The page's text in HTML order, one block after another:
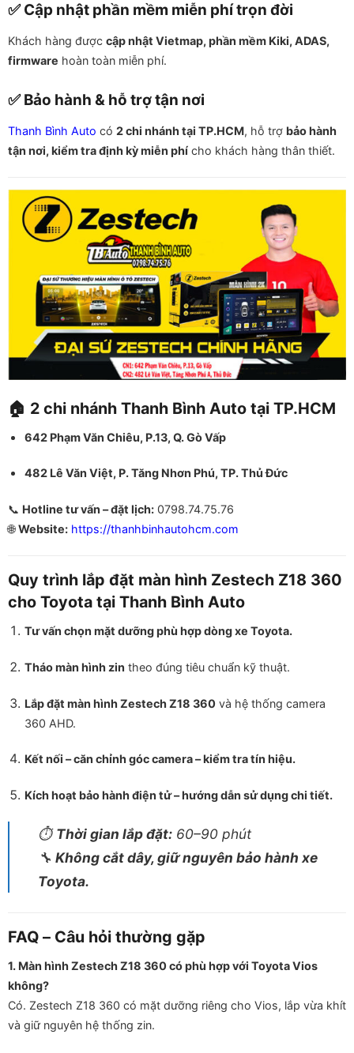
✅ Cập nhật phần mềm miễn phí trọn đời
Khách hàng được cập nhật Vietmap, phần mềm Kiki, ADAS,
firmware hoàn toàn miễn phí.
✅ Bảo hành & hỗ trợ tận nơi
Thanh Bình Auto có 2 chi nhánh tại TP.HCM, hỗ trợ bảo hành
tận nơi, kiểm tra định kỳ miễn phí cho khách hàng thân thiết.
🏠 2 chi nhánh Thanh Bình Auto tại TP.HCM
642 Phạm Văn Chiêu, P.13, Q. Gò Vấp
482 Lê Văn Việt, P. Tăng Nhơn Phú, TP. Thủ Đức
📞 Hotline tư vấn – đặt lịch: 0798.74.75.76
🌐Website: https://thanhbinhautohcm.com
Quy trình lắp đặt màn hình Zestech Z18 360
cho Toyota tại Thanh Bình Auto
Tư vấn chọn mặt dưỡng phù hợp dòng xe Toyota.
Tháo màn hình zin theo đúng tiêu chuẩn kỹ thuật.
Lắp đặt màn hình Zestech Z18 360và hệ thống camera
360 AHD.
Kết nối – căn chỉnh góc camera – kiểm tra tín hiệu.
Kích hoạt bảo hành điện tử – hướng dẫn sử dụng chi tiết.
⏱Thời gian lắp đặt: 60–90 phút
🔧 Không cắt dây, giữ nguyên bảo hành xe
Toyota.
FAQ – Câu hỏi thường gặp
1. Màn hình Zestech Z18 360 có phù hợp với Toyota Vios
không?
Có. Zestech Z18 360 có mặt dưỡng riêng cho Vios, lắp vừa khít
và giữ nguyên hệ thống zin.